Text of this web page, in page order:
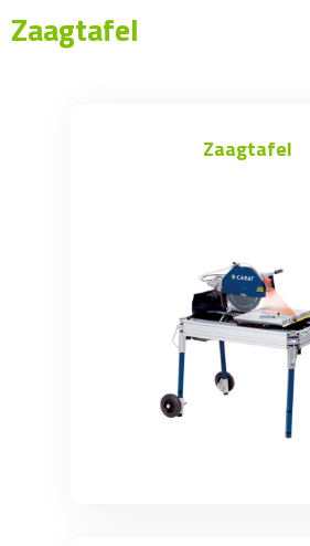
Doorslijper
Zaagtafel
Rups- en Wiel Dumpers
Kruiwagen en palletwagen
Diamantzaagbladen
Zaagtafel
Zaagtafel